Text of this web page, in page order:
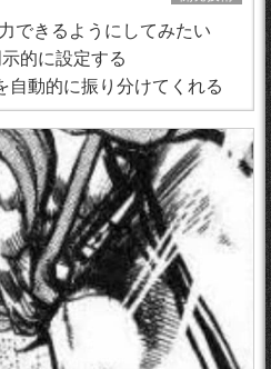
できるようにしてみたい
的に設定する
自動的に振り分けてくれる